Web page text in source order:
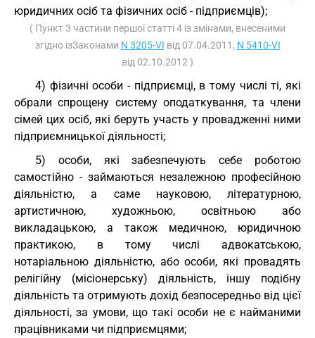
юридичних осіб та фізичних осіб - підприємців);
( Пункт 3 частини першої статті 4 із змінами, внесеними
згідно ізЗаконами N 3205-VI від 07.04.2011, N 5410-VI
від 02.10.2012 )
4) фізичні особи - підприємці, в тому числі ті, які
обрали спрощену систему оподаткування, та члени
сімей цих осіб, які беруть участь у провадженні ними
підприємницької діяльності;
5) особи, які забезпечують себе роботою
самостійно - займаються незалежною професійною
діяльністю, а саме науковою, літературною,
артистичною, художньою, освітньою або
викладацькою, а також медичною, юридичною
практикою, в тому числі адвокатською,
нотаріальною діяльністю, або особи, які провадять
релігійну (місіонерську) діяльність, іншу подібну
діяльність та отримують дохід безпосередньо від цієї
діяльності, за умови, що такі особи не є найманими
працівниками чи підприємцями;